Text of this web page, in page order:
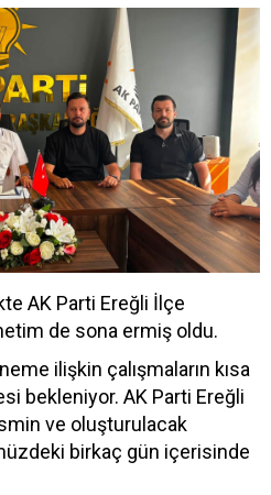
AK Parti Ereğli İlçe
de sona ermiş oldu.
ilişkin çalışmaların kısa
bekleniyor. AK Parti Ereğli
ve oluşturulacak
birkaç gün içerisinde